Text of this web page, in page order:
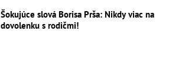
Šokujúce slová Borisa Prša: Nikdy viac na
dovolenku s rodičmi!